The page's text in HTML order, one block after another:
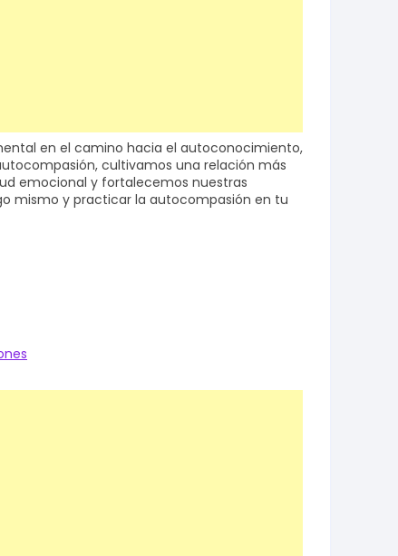
en el camino hacia el autoconocimiento,
cultivamos una relación más
emocional y fortalecemos nuestras
mismo y practicar la autocompasión en tu